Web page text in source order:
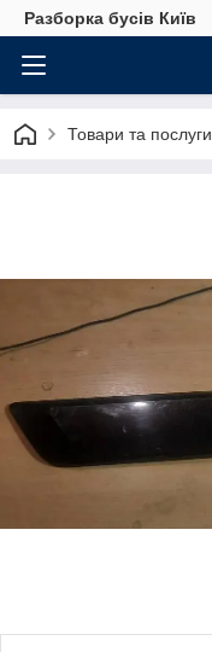
Разборка бусів Київ
Товари та послуги